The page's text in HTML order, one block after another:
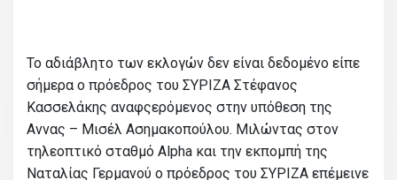
Το αδιάβλητο των εκλογών δεν είναι δεδομένο είπε
σήμερα ο πρόεδρος του ΣΥΡΙΖΑ Στέφανος
Κασσελάκης αναφςερόμενος στην υπόθεση της
Αννας – Μισέλ Ασημακοπούλου. Μιλώντας στον
τηλεοπτικό σταθμό Alpha και την εκπομπή της
Ναταλίας Γερμανού ο πρόεδρος του ΣΥΡΙΖΑ επέμεινε